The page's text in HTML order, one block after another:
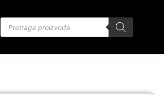
Products
search